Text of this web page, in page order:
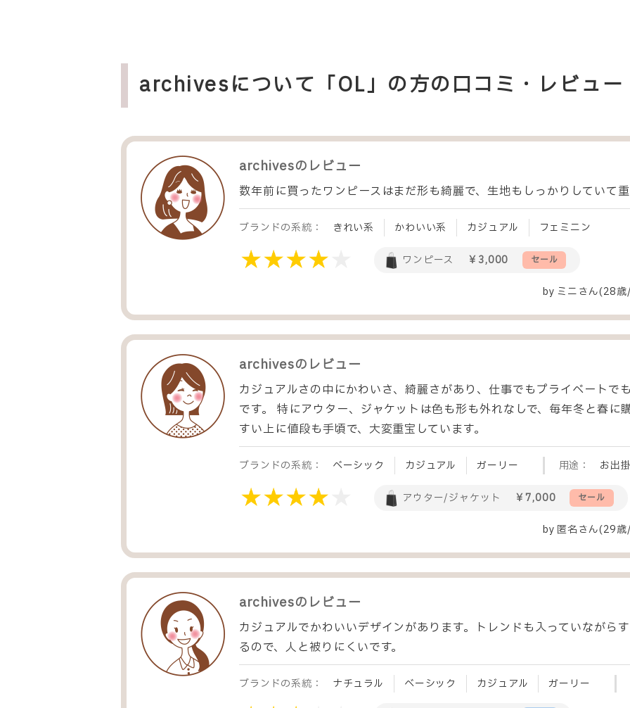
archivesについて「OL」の方の口コミ・レビュー
archivesのレビュー
数年前に買ったワンピースはまだ形も綺麗で、生地もしっかりしていて重
ブランドの系統： きれい系 かわいい系 カジュアル フェミニン
ワンピース ￥3,000 セール
by ミニさん(28
archivesのレビュー
カジュアルさの中にかわいさ、綺麗さがあり、仕事でもプライベートで
です。 特にアウター、ジャケットは色も形も外れなしで、毎年冬と春に
すい上に値段も手頃で、大変重宝しています。
ブランドの系統： ベーシック カジュアル ガーリー 用途： お出
アウター/ジャケット ￥7,000 セール
by 匿名さん(29
archivesのレビュー
カジュアルでかわいいデザインがあります。トレンドも入っていながら
るので、人と被りにくいです。
ブランドの系統： ナチュラル ベーシック カジュアル ガーリー